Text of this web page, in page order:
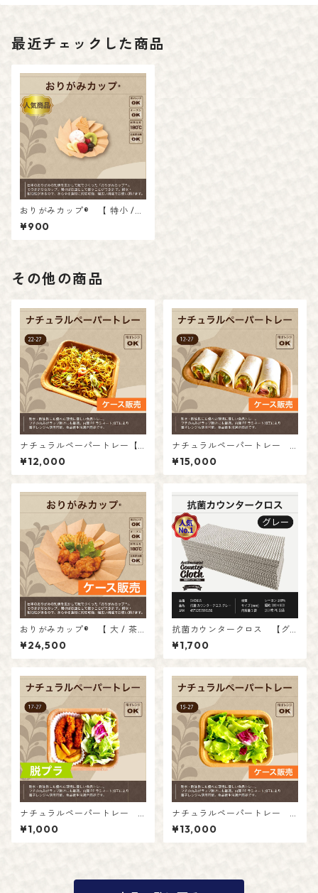
最近チェックした商品
おりがみカップ® 【 特小 /
茶 】
入数：20枚
¥900
その他の商品
ナチュラルペーパートレー【2
2-27】【ケース販売】
入数：50枚 ケース入数：12
パック（600枚）
¥12,000
ナチュラルペーパートレー
【12-27】【ケース販売】
入数：50枚 ケース入数：2
4パック（1,200枚）
¥15,000
おりがみカップ® 【 大 / 茶
】【ケース販売】
入数：20枚 ケース入数：
20（400）
¥24,500
抗菌カウンタークロス 【グ
レー】
入数：100枚
¥1,700
ナチュラルペーパートレー
【17-27】
入数：50枚
¥1,000
ナチュラルペーパートレー
【15-27】【ケース販売】
入数：50枚 ケース入数：1
6パック（800枚）
¥13,000